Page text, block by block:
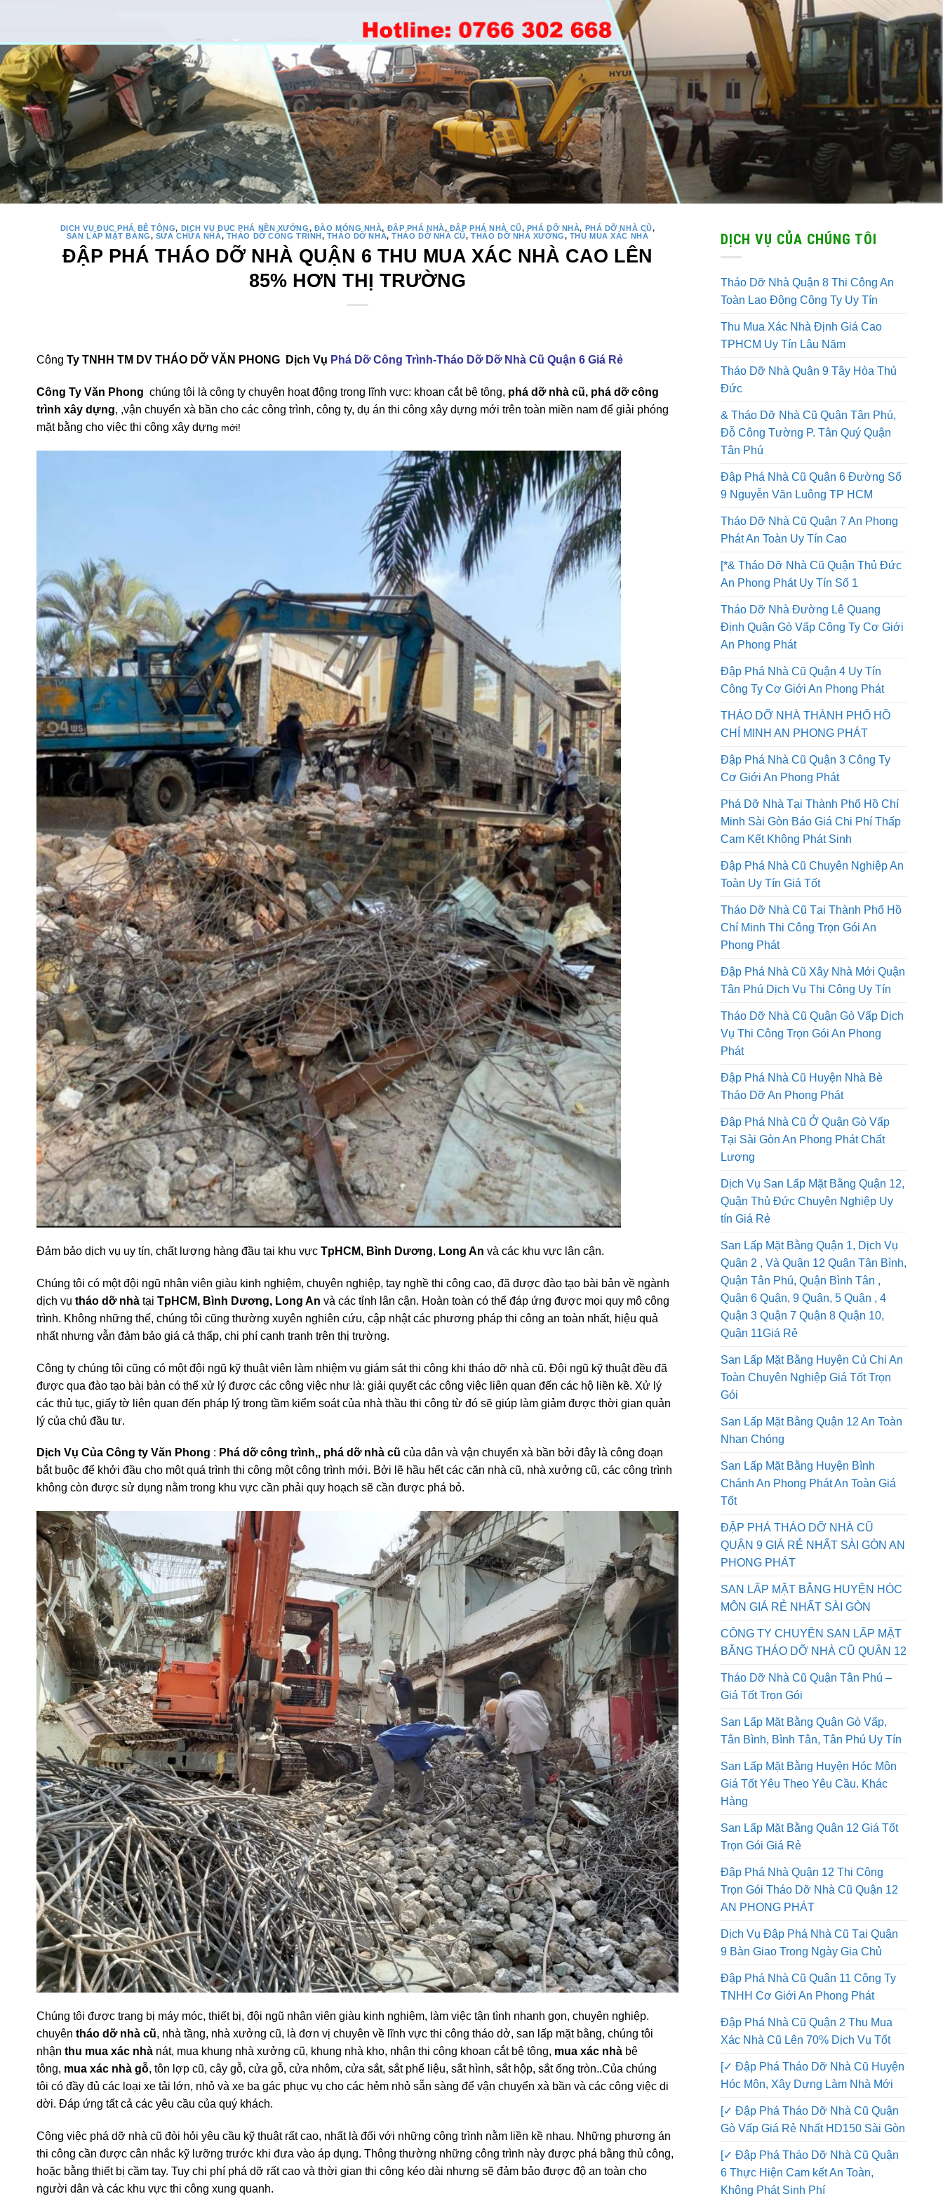
DỊCH VỤ ĐỤC PHÁ BÊ TÔNG ,DỊCH VỤ ĐỤC PHÁ NỀN XƯỞNG, ĐÀO MÓNG NHÀ, ĐẬP PHÁ NHÀ, ĐẬP PHÁ NHÀ CŨ,PHÁ DỠ NHÀ, PHÁ DỠ NHÀ CŨ
THÁO DỠ CÔNG TRÌNH,THÁO DỠ NHÀ,THÁO DỠ NHÀ CŨ
ĐẬP PHÁ THÁO DỠ NHÀ QUẬN 6 THU MUA XÁC NHÀ CAO LÊN
CôngTy TNHH TM DV THÁO DỠ VĂN PHONG Dịch VụPhá Dỡ Công Trình-Tháo Dỡ Dỡ Nhà Cũ Quận 6 Giá Rẻ
Công Ty Văn Phong chúng tôi là công ty chuyên hoạt động trong lĩnh vực: khoan cắt bê tông,
Đảm bảo dịch vụ uy tín, chất lượng hàng đầu tại khu vựcTpHCM, Bình Dương,Long Anvà các khu vực lân cận.
Chúng tôi có một đội ngũ nhân viên giàu kinh nghiệm, chuyên nghiệp, tay nghề thi công cao, đã được đào tạo bài bản về ngành
dịch vụtháo dỡ nhà tạiTpHCM, Bình Dương, Long Anvà các tỉnh lân cận. Hoàn toàn có thể đáp ứng được mọi quy mô công
nhất nhưng vẫn đảm bảo giá cả thấp, chi phí cạnh tranh trên thị trường.
Công ty chúng tôi cũng có một đội ngũ kỹ thuật viên làm nhiệm vụ giám sát thi công khi tháo dỡ nhà cũ. Đội ngũ kỹ thuật đều đã
được qua đào tạo bài bản có thể xử lý được các công việc như là: giải quyết các công việc liên quan đến các hộ liền kề. Xử lý
lý của chủ đầu tư.
Dịch Vụ Của Công ty Văn Phong : Phá dỡ công trình,,phá dỡ nhà cũ của dân và vận chuyển xà bần bởi đây là công đoạn
không còn được sử dụng nằm trong khu vực cần phải quy hoạch sẽ cần được phá bỏ.
Chúng tôi được trang bị máy móc, thiết bị, đội ngũ nhân viên giàu kinh nghiệm, làm việc tận tình nhanh gọn, chuyên nghiệp.
chuyêntháo dỡ nhà cũ,nhà tầng, nhà xưởng cũ, là đơn vị chuyên về lĩnh vực thi công tháo dở, san lấp mặt bằng, chúng tôi
nhận thu mua xác nhànát, mua khung nhà xưởng cũ, khung nhà kho, nhận thi công khoan cắt bê tông,mua xác nhàbê
tông,mua xác nhà gỗ, tôn lợp cũ, cây gỗ, cửa gỗ, cửa nhôm, cửa sắt, sắt phế liệu, sắt hình, sắt hộp, sắt ống tròn..Của chúng
dời. Đáp ứng tất cả các yêu cầu của quý khách.
Công việc phá dỡ nhà cũ đòi hỏi yêu cầu kỹ thuật rất cao, nhất là đối với những công trình nằm liền kề nhau. Những phương án
thi công cần được cân nhắc kỹ lưỡng trước khi đưa vào áp dụng. Thông thường những công trình này được phá bằng thủ công,
DỊCH VỤ CỦA CHÚNG TÔI
Tháo Dỡ Nhà Quận 8 Thi Công An
Toàn Lao Động Công Ty Uy Tín
Thu Mua Xác Nhà Định Giá Cao
TPHCM Uy Tín Lâu Năm
Tháo Dỡ Nhà Quận 9 Tây Hòa Thủ
Đức
& Tháo Dỡ Nhà Cũ Quận Tân Phú,
Đỗ Công Tường P. Tân Quý Quận
Tân Phú
Đập Phá Nhà Cũ Quận 6 Đường Số
9 Nguyễn Văn Luông TP HCM
Tháo Dỡ Nhà Cũ Quận 7 An Phong
Phát An Toàn Uy Tín Cao
[*& Tháo Dỡ Nhà Cũ Quận Thủ Đức
An Phong Phát Uy Tín Số 1
Tháo Dỡ Nhà Đường Lê Quang
Định Quận Gò Vấp Công Ty Cơ Giới
An Phong Phát
Đập Phá Nhà Cũ Quận 4 Uy Tín
Công Ty Cơ Giới An Phong Phát
THÁO DỠ NHÀ THÀNH PHỐ HỒ
CHÍ MINH AN PHONG PHÁT
Đập Phá Nhà Cũ Quận 3 Công Ty
Cơ Giới An Phong Phát
Phá Dỡ Nhà Tại Thành Phố Hồ Chí
Minh Sài Gòn Báo Giá Chi Phí Thấp
Cam Kết Không Phát Sinh
Đập Phá Nhà Cũ Chuyên Nghiệp An
Toàn Uy Tín Giá Tốt
Tháo Dỡ Nhà Cũ Tại Thành Phố Hồ
Chí Minh Thi Công Trọn Gói An
Phong Phát
Đập Phá Nhà Cũ Xây Nhà Mới Quận
Tân Phú Dịch Vụ Thi Công Uy Tín
Tháo Dỡ Nhà Cũ Quận Gò Vấp Dịch
Vụ Thi Công Trọn Gói An Phong
Phát
Đập Phá Nhà Cũ Huyện Nhà Bè
Tháo Dỡ An Phong Phát
Đập Phá Nhà Cũ Ở Quận Gò Vấp
Tại Sài Gòn An Phong Phát Chất
Lượng
Dịch Vụ San Lấp Mặt Bằng Quận 12,
Quận Thủ Đức Chuyên Nghiệp Uy
tín Giá Rẻ
San Lấp Mặt Bằng Quận 1, Dịch Vụ
Quận 2 , Và Quận 12 Quận Tân Bình,
Quận Tân Phú, Quận Bình Tân ,
Quận 6 Quận, 9 Quận, 5 Quận , 4
Quận 3 Quận 7 Quận 8 Quận 10,
Quận 11Giá Rẻ
San Lấp Mặt Bằng Huyện Củ Chi An
Toàn Chuyên Nghiệp Giá Tốt Trọn
Gói
San Lấp Mặt Bằng Quận 12 An Toàn
Nhan Chóng
San Lấp Mặt Bằng Huyện Bình
Chánh An Phong Phát An Toàn Giá
Tốt
ĐẬP PHÁ THÁO DỠ NHÀ CŨ
QUẬN 9 GIÁ RẺ NHẤT SÀI GÒN AN
PHONG PHÁT
SAN LẤP MẶT BẰNG HUYỆN HÓC
MÔN GIÁ RẺ NHẤT SÀI GÒN
CÔNG TY CHUYÊN SAN LẤP MẶT
BẰNG THÁO DỠ NHÀ CŨ QUẬN 12
Tháo Dỡ Nhà Cũ Quận Tân Phú –
Giá Tốt Trọn Gói
San Lấp Mặt Bằng Quận Gò Vấp,
Tân Bình, Bình Tân, Tân Phú Uy Tín
San Lấp Mặt Bằng Huyện Hóc Môn
Giá Tốt Yêu Theo Yêu Cầu. Khác
Hàng
San Lấp Mặt Bằng Quận 12 Giá Tốt
Trọn Gói Giá Rẻ
Đập Phá Nhà Quận 12 Thi Công
Trọn Gói Tháo Dỡ Nhà Cũ Quận 12
AN PHONG PHÁT
Dịch Vụ Đập Phá Nhà Cũ Tại Quận
9 Bàn Giao Trong Ngày Gia Chủ
Đập Phá Nhà Cũ Quận 11 Công Ty
TNHH Cơ Giới An Phong Phát
Đập Phá Nhà Cũ Quận 2 Thu Mua
Xác Nhà Cũ Lên 70% Dịch Vụ Tốt
[✓ Đập Phá Tháo Dỡ Nhà Cũ Huyện
Hóc Môn, Xây Dựng Làm Nhà Mới
[✓ Đập Phá Tháo Dỡ Nhà Cũ Quận
Gò Vấp Giá Rẻ Nhất HD150 Sài Gòn
[✓ Đập Phá Tháo Dỡ Nhà Cũ Quận